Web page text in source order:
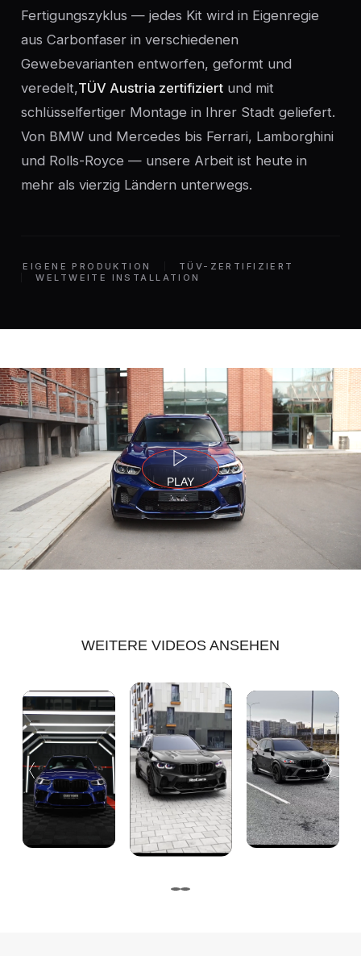
Fertigungszyklus — jedes Kit wird in Eigenregie
aus Carbonfaser in verschiedenen
Gewebevarianten entworfen, geformt und
veredelt,TÜV Austria zertifiziert und mit
schlüsselfertiger Montage in Ihrer Stadt geliefert.
Von BMW und Mercedes bis Ferrari, Lamborghini
und Rolls-Royce — unsere Arbeit ist heute in
mehr als vierzig Ländern unterwegs.
EIGENE PRODUKTION
TÜV-ZERTIFIZIERT
WELTWEITE INSTALLATION
PLAY
WEITERE VIDEOS ANSEHEN